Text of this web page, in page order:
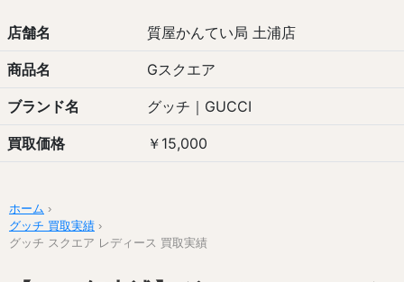
店舗名 質屋かんてい局 土浦店
商品名 Gスクエア
ブランド名 グッチ｜GUCCI
買取価格 ￥15,000
ホーム ›
グッチ 買取実績 ›
グッチ スクエア レディース 買取実績